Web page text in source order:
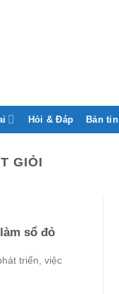
Hỏi & Đáp Bản tin
GIỎI
sổ đỏ
triển, việc